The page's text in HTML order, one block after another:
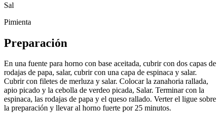
Sal
Pimienta
Preparación
En una fuente para horno con base aceitada, cubrir con dos capas de
rodajas de papa, salar, cubrir con una capa de espinaca y salar.
Cubrir con filetes de merluza y salar. Colocar la zanahoria rallada,
apio picado y la cebolla de verdeo picada, Salar. Terminar con la
espinaca, las rodajas de papa y el queso rallado. Verter el ligue sobre
la preparación y llevar al horno fuerte por 25 minutos.